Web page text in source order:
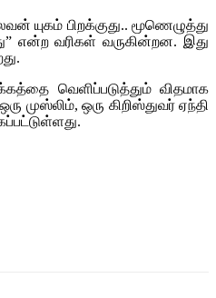
யுகம் பிறக்குது.. மூணெழுத்து
என்ற வரிகள் வருகின்றன. இது
வெளிப்படுத்தும் விதமாக
முஸ்லிம், ஒரு கிறிஸ்துவர் ஏந்தி